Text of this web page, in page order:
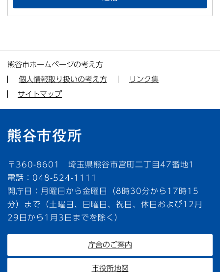
熊谷市ホームページの考え方
個人情報取り扱いの考え方
リンク集
サイトマップ
〒360-8601 埼玉県熊谷市宮町二丁目47番地1
電話：048-524-1111
開庁日：月曜日から金曜日（8時30分から17時15
分）まで（土曜日、日曜日、祝日、休日および12月
29日から1月3日までを除く）
庁舎のご案内
市役所地図